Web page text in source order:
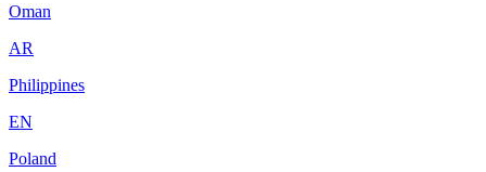
Oman
AR
Philippines
EN
Poland